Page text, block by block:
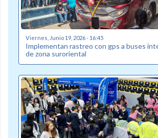
Viernes, Junio 19, 2026 - 16:45
Implementan rastreo con gps a buses
de zona suroriental